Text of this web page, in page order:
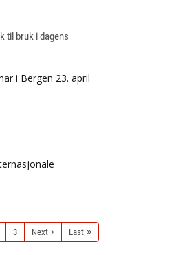
til bruk i dagens
i Bergen 23. april
3 Next Last